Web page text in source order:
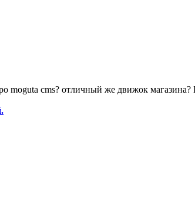
moguta cms? отличный же движок